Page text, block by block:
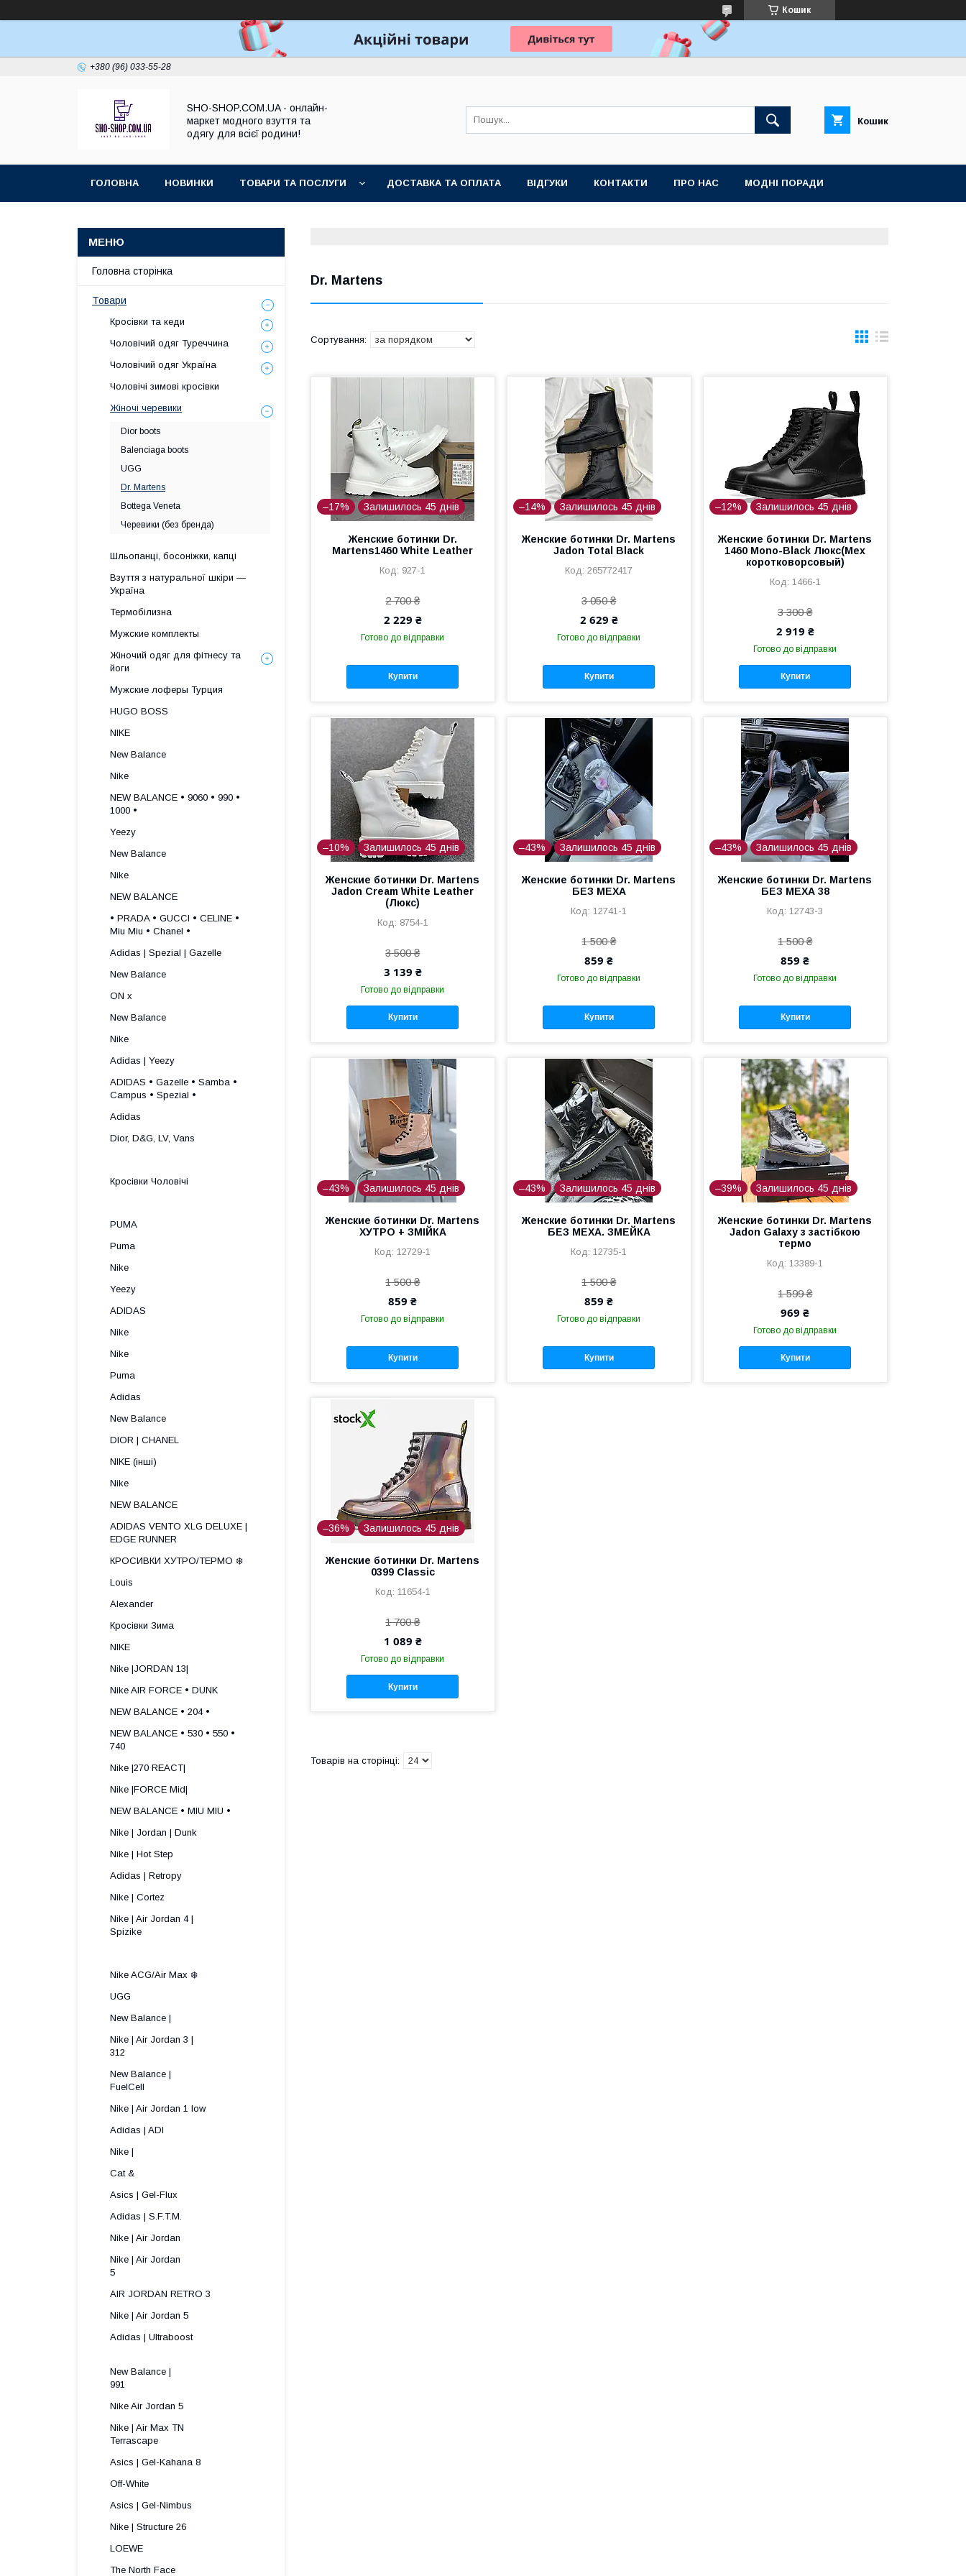
Кошик
+380 (96) 033-55-28
SHO-SHOP.COM.UA - онлайн-
маркет модного взуття та
одягу для всієї родини!
Кошик
ГОЛОВНА НОВИНКИ ТОВАРИ ТА ПОСЛУГИ ДОСТАВКА ТА ОПЛАТА ВІДГУКИ КОНТАКТИ ПРО НАС МОДНІ ПОРАДИ
Dr. Martens
–17% Залишилось 45 днів
Женские ботинки Dr.
Martens1460 White Leather
927-1
2 700 ₴
2 229 ₴
Готово до відправки
Купити
–14% Залишилось 45 днів
Женские ботинки Dr. Martens
Jadon Total Black
265772417
3 050 ₴
2 629 ₴
Готово до відправки
Купити
–12% Залишилось 45 днів
Женские ботинки Dr. Martens
1460 Mono-Black Люкс(Мех
коротковорсовый)
1466-1
3 300 ₴
2 919 ₴
Готово до відправки
Купити
–10% Залишилось 45 днів
Женские ботинки Dr. Martens
Jadon Cream White Leather
(Люкс)
8754-1
3 500 ₴
3 139 ₴
Готово до відправки
Купити
–43% Залишилось 45 днів
Женские ботинки Dr. Martens
БЕЗ МЕХА
12741-1
1 500 ₴
859 ₴
Готово до відправки
Купити
–43% Залишилось 45 днів
Женские ботинки Dr. Martens
БЕЗ МЕХА 38
12743-3
1 500 ₴
859 ₴
Готово до відправки
Купити
–43% Залишилось 45 днів
Женские ботинки Dr. Martens
ХУТРО + ЗМІЙКА
12729-1
1 500 ₴
859 ₴
Готово до відправки
Купити
–43% Залишилось 45 днів
Женские ботинки Dr. Martens
БЕЗ МЕХА. ЗМЕЙКА
12735-1
1 500 ₴
859 ₴
Готово до відправки
Купити
–39% Залишилось 45 днів
Женские ботинки Dr. Martens
Jadon Galaxy з застібкою
термо
13389-1
1 599 ₴
969 ₴
Готово до відправки
Купити
–36% Залишилось 45 днів
Женские ботинки Dr. Martens
0399 Classic
11654-1
1 700 ₴
1 089 ₴
Готово до відправки
Купити
Головна сторінка
Товари
Кросівки та кеди
Чоловічий одяг Туреччина
Чоловічий одяг Україна
Чоловічі зимові кросівки
Жіночі черевики
Dior boots
Balenciaga boots
UGG
Dr. Martens
Bottega Veneta
Черевики (без бренда)
Шльопанці, босоніжки, капці
Взуття з натуральної шкіри —
Україна
Термобілизна
Мужские комплекты
Жіночий одяг для фітнесу та
йоги
Мужские лоферы Турция
HUGO BOSS
NIKE
New Balance
Nike
NEW BALANCE • 9060 • 990 •
1000 •
Yeezy
New Balance
Nike
NEW BALANCE
• PRADA • GUCCI • CELINE •
Miu Miu • Chanel •
Adidas | Spezial | Gazelle
New Balance
ON x
New Balance
Nike
Adidas | Yeezy
ADIDAS • Gazelle • Samba •
Campus • Spezial •
Adidas
Dior, D&G, LV, Vans
Кросівки Чоловічі
PUMA
Puma
Nike
Yeezy
ADIDAS
Nike
Nike
Puma
Adidas
New Balance
DIOR | CHANEL
NIKE (інші)
Nike
NEW BALANCE
ADIDAS VENTO XLG DELUXE |
EDGE RUNNER
КРОСИВКИ ХУТРО/ТЕРМО ❄️
Louis
Alexander
Кросівки Зима
NIKE
Nike |JORDAN 13|
Nike AIR FORCE • DUNK
NEW BALANCE • 204 •
NEW BALANCE • 530 • 550 •
740
Nike |270 REACT|
Nike |FORCE Mid|
NEW BALANCE • MIU MIU •
Nike | Jordan | Dunk
Nike | Hot Step
Adidas | Retropy
Nike | Cortez
Nike | Air Jordan 4 |
Spizike ​
Nike ACG/Air Max ❄️
UGG
New Balance |
Nike | Air Jordan 3 |
312 ​
New Balance |
FuelCell ​
Nike | Air Jordan 1 low
Adidas | ADI
Nike |
Cat &
Asics | Gel-Flux
Adidas | S.F.T.M.
Nike | Air Jordan
Nike | Air Jordan
5 ​
AIR JORDAN RETRO 3
Nike | Air Jordan 5
Adidas | Ultraboost
New Balance |
991 ​
Nike Air Jordan 5
Nike | Air Max TN
Terrascape ​
Asics | Gel-Kahana 8
Off-White
Asics | Gel-Nimbus
Nike | Structure 26
LOEWE
The North Face